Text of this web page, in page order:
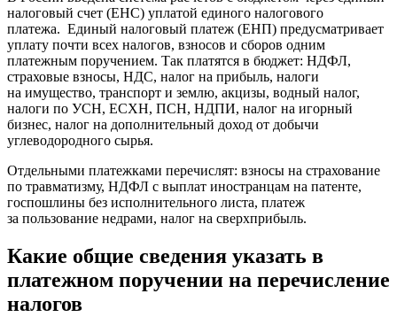
налоговый счет (ЕНС) уплатой единого налогового
платежа. Единый налоговый платеж (ЕНП) предусматривает
уплату почти всех налогов, взносов и сборов одним
платежным поручением. Так платятся в бюджет: НДФЛ,
страховые взносы, НДС, налог на прибыль, налоги
на имущество, транспорт и землю, акцизы, водный налог,
налоги по УСН, ЕСХН, ПСН, НДПИ, налог на игорный
бизнес, налог на дополнительный доход от добычи
углеводородного сырья.
Отдельными платежками перечислят: взносы на страхование
по травматизму, НДФЛ с выплат иностранцам на патенте,
госпошлины без исполнительного листа, платеж
за пользование недрами, налог на сверхприбыль.
Какие общие сведения указать в
платежном поручении на перечисление
налогов